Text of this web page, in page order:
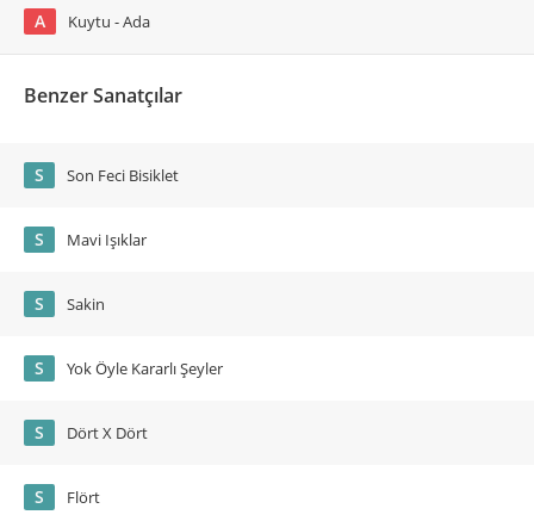
A Kuytu - Ada
Benzer Sanatçılar
S Son Feci Bisiklet
S Mavi Işıklar
S Sakin
S Yok Öyle Kararlı Şeyler
S Dört X Dört
S Flört